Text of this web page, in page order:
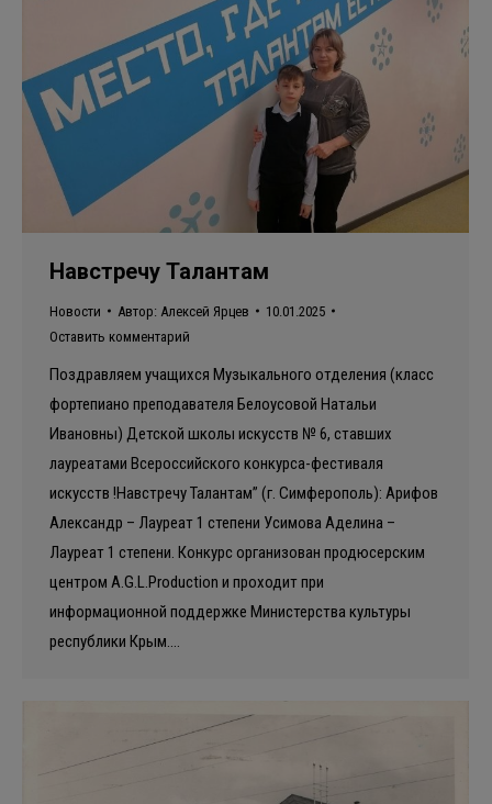
Навстречу Талантам
Новости Автор: Алексей Ярцев
10.01.2025
Оставить комментарий
Поздравляем учащихся Музыкального отделения (класс
фортепиано преподавателя Белоусовой Натальи
Ивановны) Детской школы искусств № 6, ставших
лауреатами Всероссийского конкурса-фестиваля
искусств !Навстречу Талантам” (г. Симферополь): Арифов
Александр – Лауреат 1 степени Усимова Аделина –
Лауреат 1 степени. Конкурс организован продюсерским
центром A.G.L.Production и проходит при
информационной поддержке Министерства культуры
республики Крым.…